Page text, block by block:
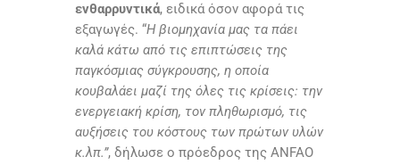
ενθαρρυντικά, ειδικά όσον αφορά τις
εξαγωγές. “Η βιομηχανία μας τα πάει
καλά κάτω από τις επιπτώσεις της
παγκόσμιας σύγκρουσης, η οποία
κουβαλάει μαζί της όλες τις κρίσεις: την
ενεργειακή κρίση, τον πληθωρισμό, τις
αυξήσεις του κόστους των πρώτων υλών
κ.λπ.”, δήλωσε ο πρόεδρος της ANFAO